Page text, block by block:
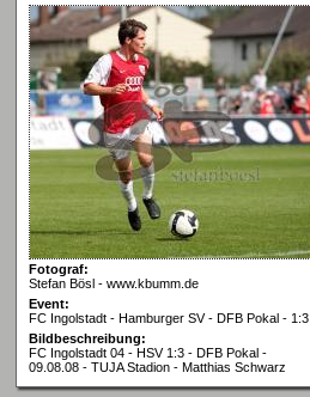
Fotograf:
Stefan Bösl - www.kbumm.de
Event:
FC Ingolstadt - Hamburger SV - DFB Pokal - 1:3
Bildbeschreibung:
FC Ingolstadt 04 - HSV 1:3 - DFB Pokal -
09.08.08 - TUJA Stadion - Matthias Schwarz